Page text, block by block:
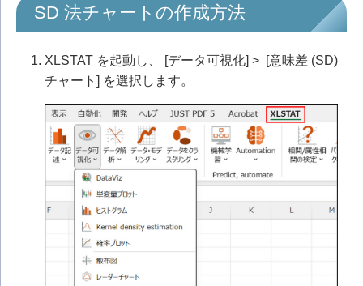
SD 法チャートの作成方法
XLSTAT を起動し、 [データ可視化] > [意味差 (SD)
チャート] を選択します。